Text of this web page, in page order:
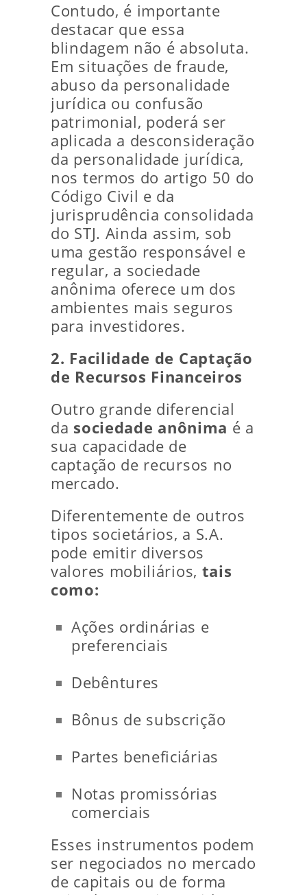
Contudo, é importante
destacar que essa
blindagem não é absoluta.
Em situações de fraude,
abuso da personalidade
jurídica ou confusão
patrimonial, poderá ser
aplicada a desconsideração
da personalidade jurídica,
nos termos do artigo 50 do
Código Civil e da
jurisprudência consolidada
do STJ. Ainda assim, sob
uma gestão responsável e
regular, a sociedade
anônima oferece um dos
ambientes mais seguros
para investidores.
2. Facilidade de Captação
de Recursos Financeiros
Outro grande diferencial
da sociedade anônima é a
sua capacidade de
captação de recursos no
mercado.
Diferentemente de outros
tipos societários, a S.A.
pode emitir diversos
valores mobiliários, tais
como:
Ações ordinárias e
preferenciais
Debêntures
Bônus de subscrição
Partes beneficiárias
Notas promissórias
comerciais
Esses instrumentos podem
ser negociados no mercado
de capitais ou de forma